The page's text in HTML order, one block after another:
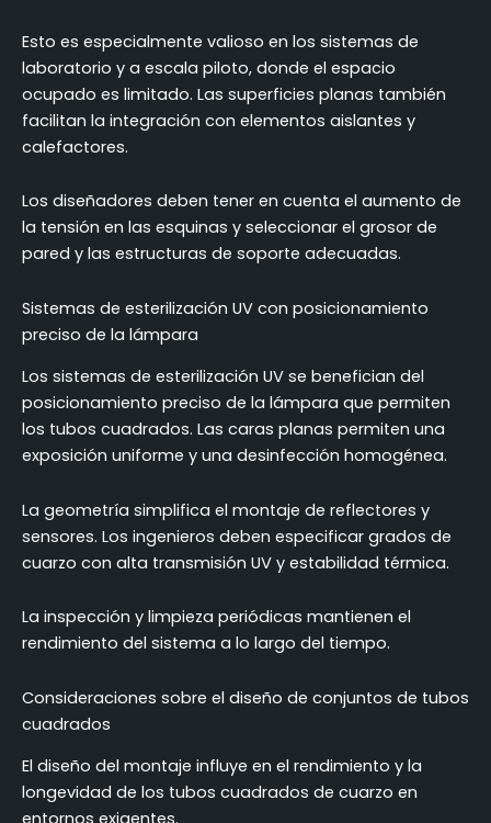
Esto es especialmente valioso en los sistemas de
laboratorio y a escala piloto, donde el espacio
ocupado es limitado. Las superficies planas también
facilitan la integración con elementos aislantes y
calefactores.
Los diseñadores deben tener en cuenta el aumento de
la tensión en las esquinas y seleccionar el grosor de
pared y las estructuras de soporte adecuadas.
Sistemas de esterilización UV con posicionamiento
preciso de la lámpara
Los sistemas de esterilización UV se benefician del
posicionamiento preciso de la lámpara que permiten
los tubos cuadrados. Las caras planas permiten una
exposición uniforme y una desinfección homogénea.
La geometría simplifica el montaje de reflectores y
sensores. Los ingenieros deben especificar grados de
cuarzo con alta transmisión UV y estabilidad térmica.
La inspección y limpieza periódicas mantienen el
rendimiento del sistema a lo largo del tiempo.
Consideraciones sobre el diseño de conjuntos de tubos
cuadrados
El diseño del montaje influye en el rendimiento y la
longevidad de los tubos cuadrados de cuarzo en